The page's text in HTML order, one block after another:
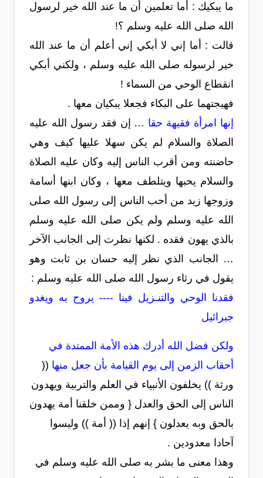
ما يبكيك : أما تعلمين أن ما عند الله خير لرسول
الله صلى الله عليه وسلم ؟!
قالت : أما إني لا أبكي إني أعلم أن ما عند الله
خير لرسوله صلى الله عليه وسلم ، ولكني أبكي
انقطاع الوحي من السماء !
فهيجتهما على البكاء فجعلا يبكيان معها .
إنها امرأة فقيهة حقا … إن فقد رسول الله عليه
الصلاة والسلام لم يكن سهلا عليها كيف وهي
حاضنته ومن أقرب الناس إليه وكان عليه الصلاة
والسلام يحبها ويتلطف معها ، وكان ابنها أسامة
وزوجها زيد من أحب الناس إلى رسول الله صلى
الله عليه وسلم ولم يكن صلى الله عليه وسلم
بالذي يهون فقده . لكنها نظرت إلى الجانب الآخر
… الجانب الذي نظر إليه حسان بن ثابت وهو
يقول في رثاء رسول الله صلى الله عليه وسلم :
فقدنا الوحي والتنـزيل فينا ---- يروح به ويغدو
جبرائيل
ولكن فضل الله أدرك هذه الأمة الممتدة في
أحقاب الزمن إلى يوم القيامة بأن جعل منها ((
ورثة )) يخلفون الأنبياء في العلم والتربية ويهدون
الناس إلى الحق والعدل { وممن خلقنا أمة يهدون
بالحق وبه يعدلون } إنهم إذا (( أمة )) وليسوا
آحادا معدودين .
وهذا معنى ما بشر به صلى الله عليه وسلم في